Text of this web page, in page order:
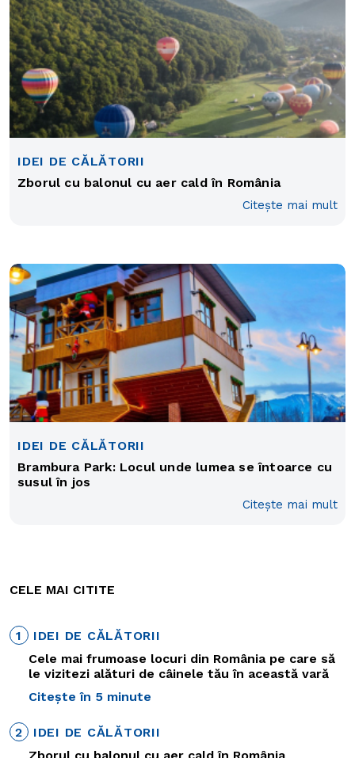
IDEI DE CĂLĂTORII
Zborul cu balonul cu aer cald în România
Citește mai mult
IDEI DE CĂLĂTORII
Brambura Park: Locul unde lumea se întoarce cu
susul în jos
Citește mai mult
CELE MAI CITITE
1
IDEI DE CĂLĂTORII
Cele mai frumoase locuri din România pe care să
le vizitezi alături de câinele tău în această vară
Citește în 5 minute
2
IDEI DE CĂLĂTORII